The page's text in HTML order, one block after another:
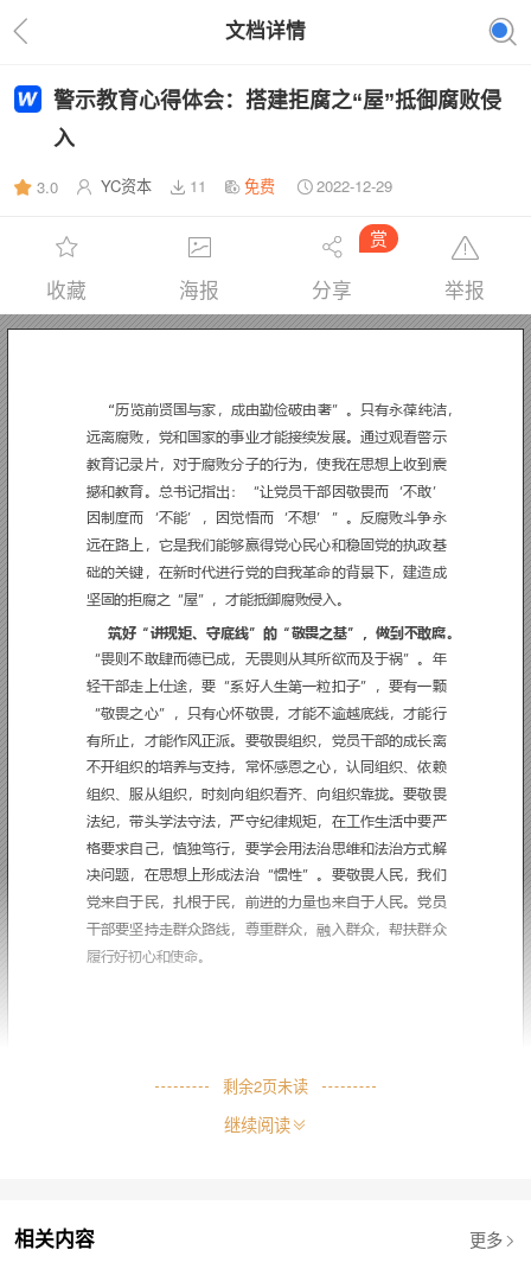
文档详情
警示教育心得体会：搭建拒腐之“屋”抵御腐败侵
入
3.0 YC资本 11 免费 2022-12-29
收藏 海报 分享
赏
举报
“ 历览前贤国与家，成
远离腐败，党和国家的事
教育记录片，对于腐败分
因制度而‘不能’，因觉
远在路上，它是我们能够
坚固的拒腐之“屋”，才能
剩余2页未读
继续阅读
相关内容 更多